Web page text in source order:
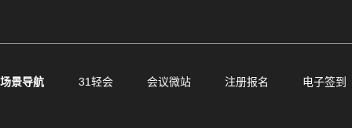
场景导航 31轻会 会议微站 注册报名 电子签到